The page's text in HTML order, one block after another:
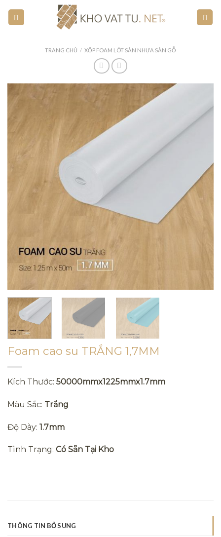
TRANG CHỦ / XỐP FOAM LÓT SÀN NHỰA SÀN GỖ
Foam cao su TRẮNG 1,7MM
Kích Thước: 50000mmx1225mmx1.7mm
Màu Sắc: Trắng
Độ Dày: 1.7mm
Tình Trạng: Có Sẵn Tại Kho
THÔNG TIN BỔ SUNG